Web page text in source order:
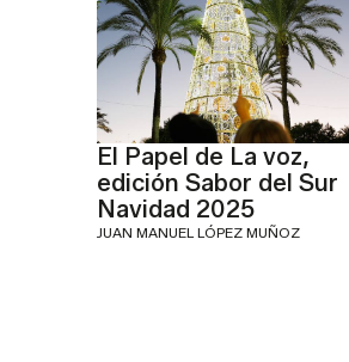
El Papel de La voz,
edición Sabor del Sur
Navidad 2025
JUAN MANUEL LÓPEZ MUÑOZ